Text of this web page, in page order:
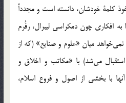
کلمة‌ خودشان، دانسته‌ است‌ و مجدداً‌
افکاری‌ چون‌ دمکراسی‌ لیبرال، رفُرم‌
میان‌ «علوم‌ و صنایع» (که‌ از
می‌شد) با «مکاتب‌ و اخلاق‌ و
با بخشی‌ از اصول‌ و فروع‌ اسلام،